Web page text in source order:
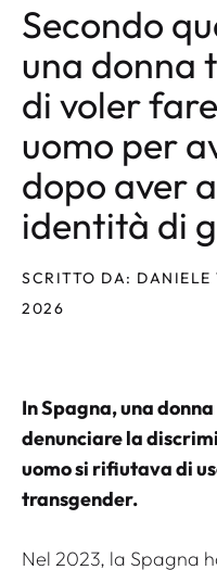
Secondo
una donna
di voler
uomo per
dopo aver
identità di
SCRITTO DA:
2026
In Spagna, una
denunciare la
uomo si rifiutava di
transgender.
Nel 2023, la Spagna